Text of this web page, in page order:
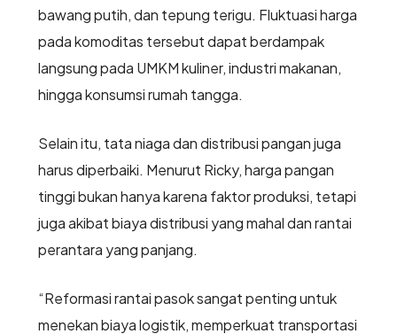
bawang putih, dan tepung terigu. Fluktuasi harga
pada komoditas tersebut dapat berdampak
langsung pada UMKM kuliner, industri makanan,
hingga konsumsi rumah tangga.
Selain itu, tata niaga dan distribusi pangan juga
harus diperbaiki. Menurut Ricky, harga pangan
tinggi bukan hanya karena faktor produksi, tetapi
juga akibat biaya distribusi yang mahal dan rantai
perantara yang panjang.
“Reformasi rantai pasok sangat penting untuk
menekan biaya logistik, memperkuat transportasi